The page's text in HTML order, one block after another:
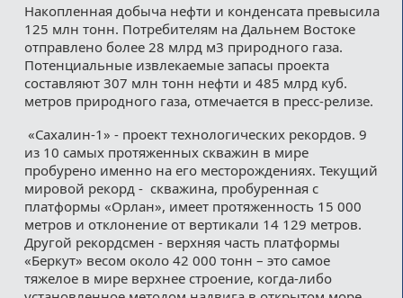
Накопленная добыча нефти и конденсата превысила
125 млн тонн. Потребителям на Дальнем Востоке
отправлено более 28 млрд м3 природного газа.
Потенциальные извлекаемые запасы проекта
составляют 307 млн тонн нефти и 485 млрд куб.
метров природного газа, отмечается в пресс-релизе.
«Сахалин-1» - проект технологических рекордов. 9
из 10 самых протяженных скважин в мире
пробурено именно на его месторождениях. Текущий
мировой рекорд - скважина, пробуренная с
платформы «Орлан», имеет протяженность 15 000
метров и отклонение от вертикали 14 129 метров.
Другой рекордсмен - верхняя часть платформы
«Беркут» весом около 42 000 тонн – это самое
тяжелое в мире верхнее строение, когда-либо